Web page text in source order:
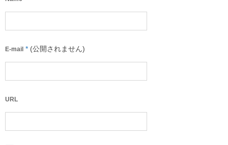
E-mail * (公開されません)
URL